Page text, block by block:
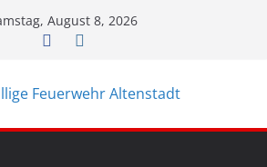
August 8, 2026